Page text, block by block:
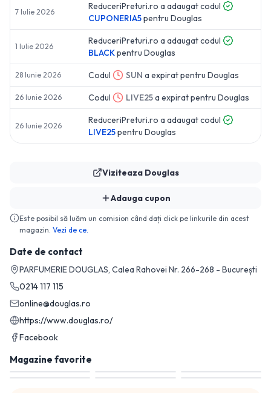
Viziteaza Douglas
Adauga cupon
Este posibil să luăm un comision când dați click pe linkurile din acest
magazin. Vezi de ce.
Date de contact
PARFUMERIE DOUGLAS, Calea Rahovei Nr. 266-268 - București
0214 117 115
online@douglas.ro
https://www.douglas.ro/
Facebook
Magazine favorite
7 Iulie 2026
ReduceriPreturi.ro a adaugat codul
CUPONERIA5pentru Douglas
1 Iulie 2026
ReduceriPreturi.ro a adaugat codul
BLACKpentru Douglas
28 Iunie 2026 Codul SUN a expirat pentru Douglas
26 Iunie 2026 Codul LIVE25a expirat pentru Douglas
26 Iunie 2026
ReduceriPreturi.ro a adaugat codul
LIVE25pentru Douglas